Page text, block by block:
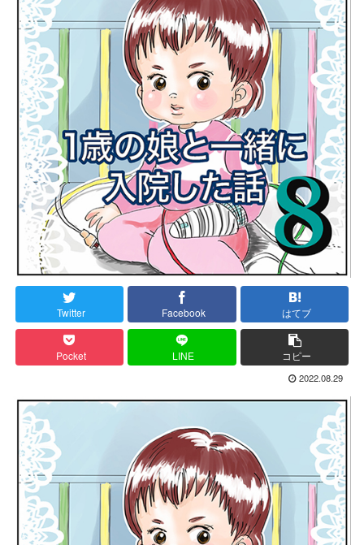
Twitter Facebook はてブ
Pocket LINE コピー
2022.08.29